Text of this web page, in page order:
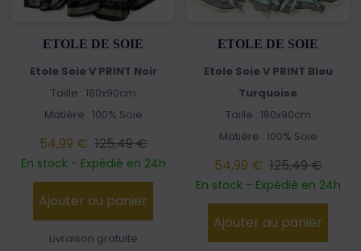
ETOLE DE SOIE
Etole Soie V PRINT Noir
Taille : 180x90cm
Matière : 100% Soie
54,99 € 125,49 €
En stock - Expédié en 24h
Ajouter au panier
Livraison gratuite
ETOLE DE SOIE
Etole Soie V PRINT Bleu
Turquoise
Taille : 180x90cm
Matière : 100% Soie
54,99 € 125,49 €
En stock - Expédié en 24h
Ajouter au panier